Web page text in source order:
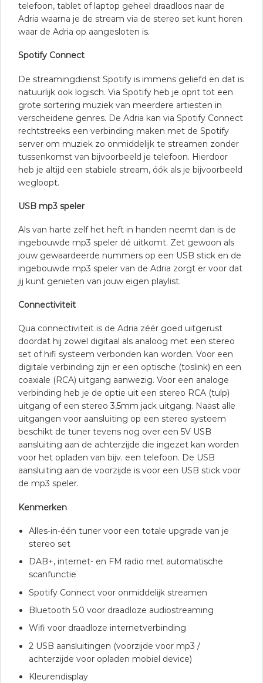
telefoon, tablet of laptop geheel draadloos naar de
Adria waarna je de stream via de stereo set kunt horen
waar de Adria op aangesloten is.
Spotify Connect
De streamingdienst Spotify is immens geliefd en dat is
natuurlijk ook logisch. Via Spotify heb je oprit tot een
grote sortering muziek van meerdere artiesten in
verscheidene genres. De Adria kan via Spotify Connect
rechtstreeks een verbinding maken met de Spotify
server om muziek zo onmiddelijk te streamen zonder
tussenkomst van bijvoorbeeld je telefoon. Hierdoor
heb je altijd een stabiele stream, óók als je bijvoorbeeld
wegloopt.
USB mp3 speler
Als van harte zelf het heft in handen neemt dan is de
ingebouwde mp3 speler dé uitkomt. Zet gewoon als
jouw gewaardeerde nummers op een USB stick en de
ingebouwde mp3 speler van de Adria zorgt er voor dat
jij kunt genieten van jouw eigen playlist.
Connectiviteit
Qua connectiviteit is de Adria zéér goed uitgerust
doordat hij zowel digitaal als analoog met een stereo
set of hifi systeem verbonden kan worden. Voor een
digitale verbinding zijn er een optische (toslink) en een
coaxiale (RCA) uitgang aanwezig. Voor een analoge
verbinding heb je de optie uit een stereo RCA (tulp)
uitgang of een stereo 3,5mm jack uitgang. Naast alle
uitgangen voor aansluiting op een stereo systeem
beschikt de tuner tevens nog over een 5V USB
aansluiting aan de achterzijde die ingezet kan worden
voor het opladen van bijv. een telefoon. De USB
aansluiting aan de voorzijde is voor een USB stick voor
de mp3 speler.
Kenmerken
Alles-in-één tuner voor een totale upgrade van je
stereo set
DAB+, internet- en FM radio met automatische
scanfunctie
Spotify Connect voor onmiddelijk streamen
Bluetooth 5.0 voor draadloze audiostreaming
Wifi voor draadloze internetverbinding
2 USB aansluitingen (voorzijde voor mp3 /
achterzijde voor opladen mobiel device)
Kleurendisplay